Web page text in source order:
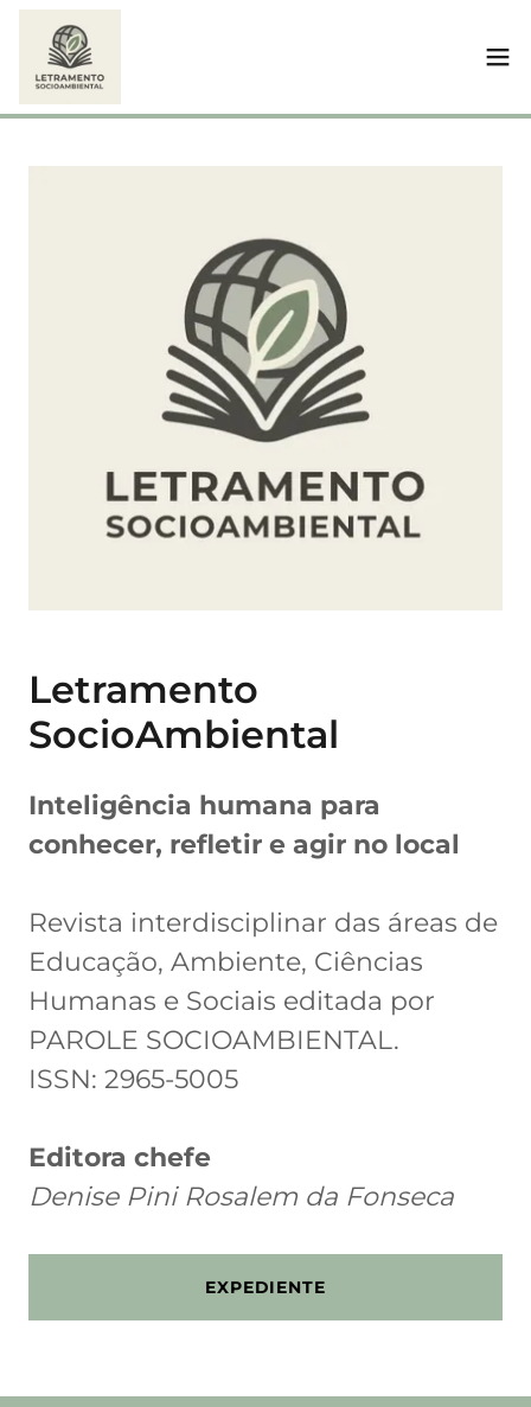
Letramento
SocioAmbiental
Inteligência humana para
conhecer, refletir e agir no local
Revista interdisciplinar das áreas de
Educação, Ambiente, Ciências
Humanas e Sociais editada por
PAROLE SOCIOAMBIENTAL.
ISSN: 2965-5005
Editora chefe
Denise Pini Rosalem da Fonseca
EXPEDIENTE